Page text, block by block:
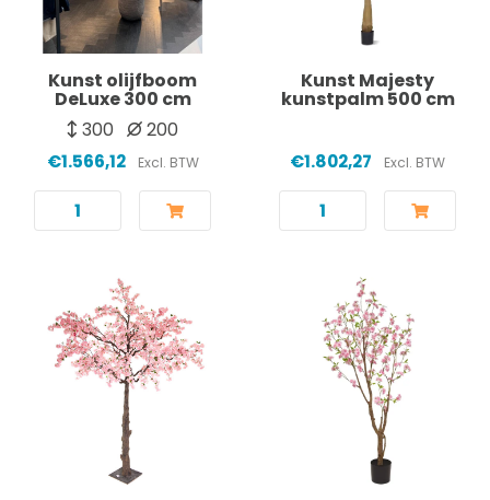
Kunst olijfboom
DeLuxe 300 cm
300
200
€1.566,12 Excl. BTW
Kunst Majesty
kunstpalm 500 cm
€1.802,27 Excl. BTW